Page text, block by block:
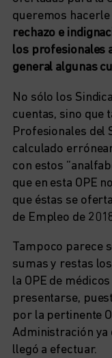
queremos
rechazo e
los profesionales
general algunas
No sólo los
cuentas, sino que
Profesionales del
calculado
con estos
que en esta OPE
que éstas se
de Empleo de
Tampoco parece
sumas y restas
la OPE de
presentarse,
por la pertinente
Administración ya
llegó a efectuar.